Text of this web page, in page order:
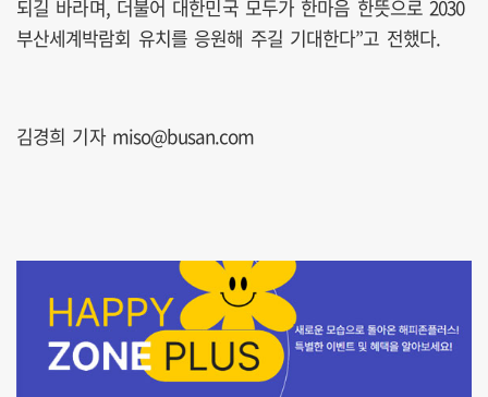
되길 바라며, 더불어 대한민국 모두가 한마음 한뜻으로 2030
부산세계박람회 유치를 응원해 주길 기대한다”고 전했다.
김경희 기자 miso@busan.com